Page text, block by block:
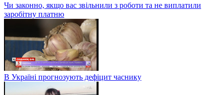
Чи законно, якщо вас звільнили з роботи та не виплатили
заробітну платню
В Україні прогнозують дефіцит часнику